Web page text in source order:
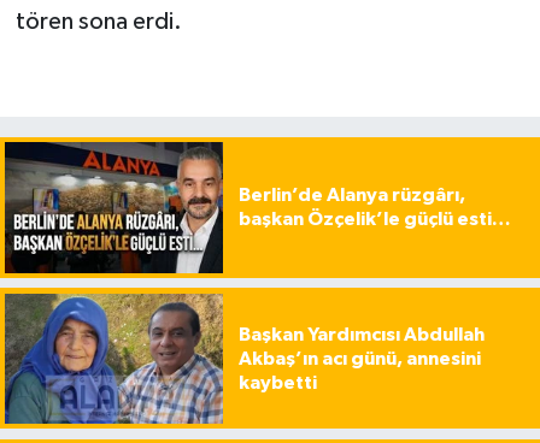
tören sona erdi.
Berlin’de Alanya rüzgârı,
başkan Özçelik’le güçlü esti…
Başkan Yardımcısı Abdullah
Akbaş’ın acı günü, annesini
kaybetti